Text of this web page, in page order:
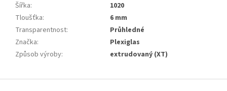
Šířka:
1020
Tloušťka:
6 mm
Transparentnost:
Průhledné
Značka:
Plexiglas
Způsob výroby: extrudovaný (XT)